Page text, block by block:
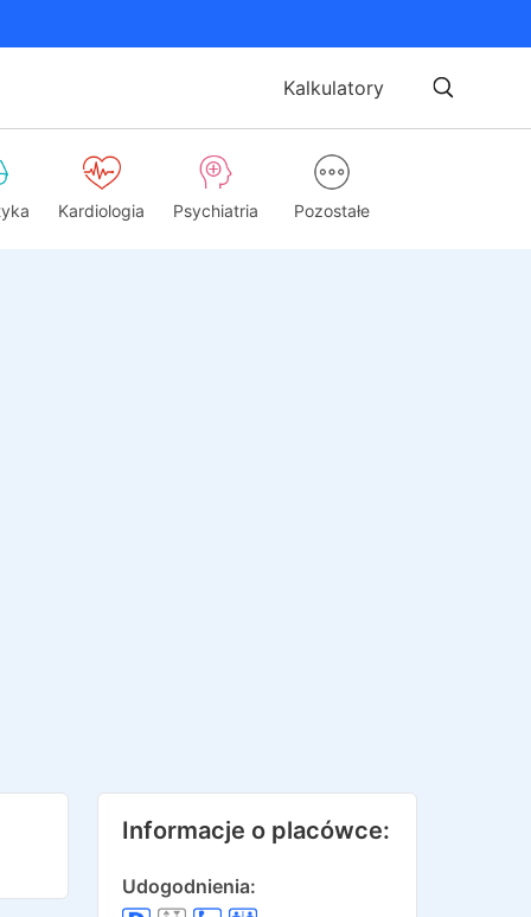
Kalkulatory
Kardiologia Psychiatria Pozostałe
Informacje o placówce:
Udogodnienia: